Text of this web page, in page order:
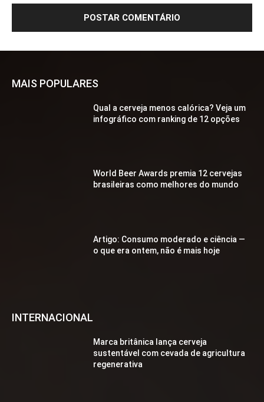
MAIS POPULARES
Qual a cerveja menos calórica? Veja um
infográfico com ranking de 12 opções
World Beer Awards premia 12 cervejas
brasileiras como melhores do mundo
Artigo: Consumo moderado e ciência —
o que era ontem, não é mais hoje
INTERNACIONAL
Marca britânica lança cerveja
sustentável com cevada de agricultura
regenerativa